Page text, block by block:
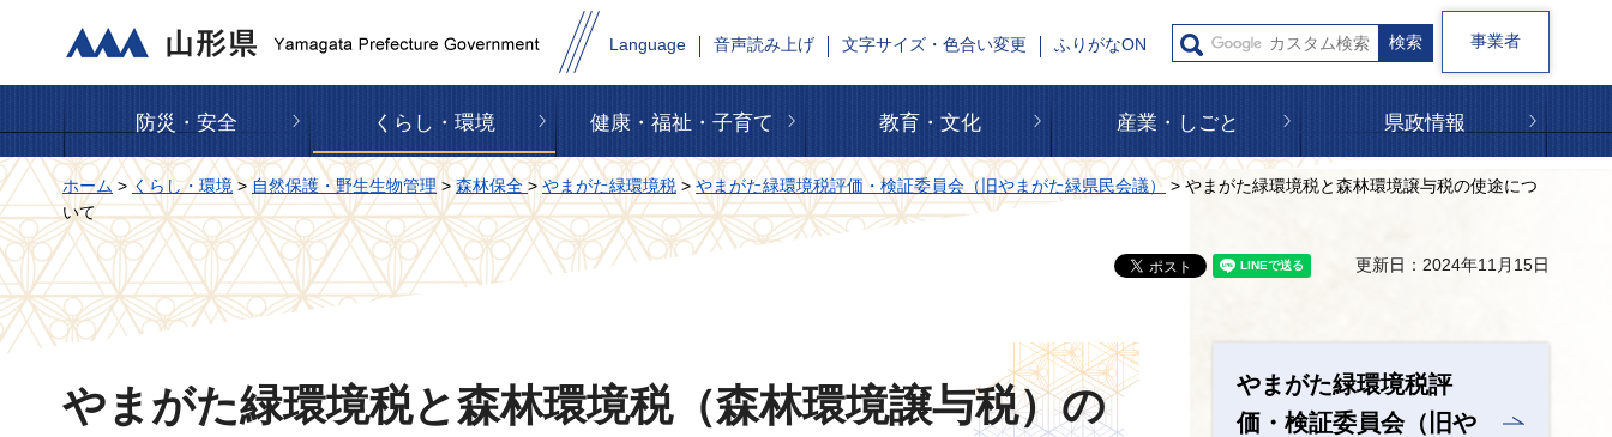
山形県 Language 音声読み上げ 文字サイズ・色合い変更 ふりがなON 事業者
防災・安全 くらし・環境 健康・福祉・子育て 教育・文化 産業・しごと 県政情報
ホーム>くらし・環境 >自然保護・野生生物管理>森林保全>やまがた緑環境税 > やまがた緑環境税評価・検証委員会（旧やまがた緑県民会議） > やまがた緑環境税と森林環境譲与税の使途につ
いて
更新日：2024年11月15日
やまがた緑環境税と森林環境税（森林環境譲与税）の
やまがた緑環境税評
価・検証委員会（旧や